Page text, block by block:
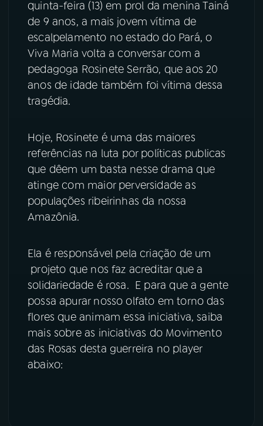
YouTube Facebook
Instagram X
TikTok
quinta-feira (13) em prol da menina Tainá
de 9 anos, a mais jovem vítima de
escalpelamento no estado do Pará, o
Viva Maria volta a conversar com a
pedagoga Rosinete Serrão, que aos 20
anos de idade também foi vítima dessa
tragédia.
Hoje, Rosinete é uma das maiores
referências na luta por políticas publicas
que dêem um basta nesse drama que
atinge com maior perversidade as
populações ribeirinhas da nossa
Amazônia.
Ela é responsável pela criação de um
projeto que nos faz acreditar que a
solidariedade é rosa. E para que a gente
possa apurar nosso olfato em torno das
flores que animam essa iniciativa, saiba
mais sobre as iniciativas do Movimento
das Rosas desta guerreira no player
abaixo: